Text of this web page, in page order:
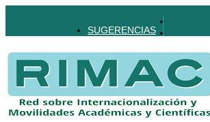
SUGERENCIAS